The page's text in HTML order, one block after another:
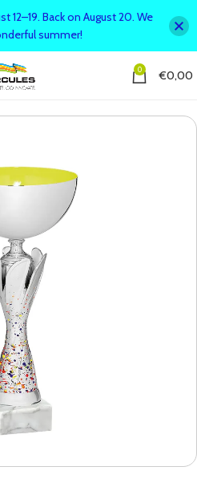
0 €0,00
12–19. Back on August 20. We
summer!